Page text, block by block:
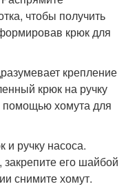
чтобы получить
крюк для
крепление
крюк на ручку
помощью хомута для
и ручку насоса.
его шайбой
снимите хомут.